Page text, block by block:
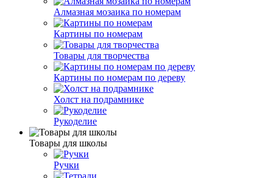
Алмазная мозаика по номерам
Картины по номерам
Товары для творчества
Картины по номерам по дереву
Холст на подрамнике
Рукоделие
Товары для школы
Ручки